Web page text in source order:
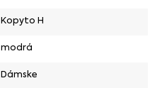
Kopyto H
modrá
Dámske